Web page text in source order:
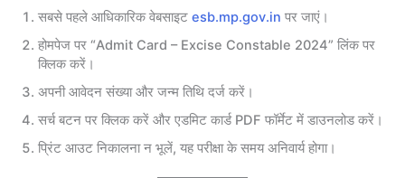
सबसे पहले आधिकारिक वेबसाइटesb.mp.gov.in पर जाएं।
होमपेज पर “Admit Card – Excise Constable 2024” लिंक पर
क्लिक करें।
अपनी आवेदन संख्या और जन्म तिथि दर्ज करें।
सर्च बटन पर क्लिक करें और एडमिट कार्ड PDF फॉर्मेट में डाउनलोड करें।
प्रिंट आउट निकालना न भूलें, यह परीक्षा के समय अनिवार्य होगा।